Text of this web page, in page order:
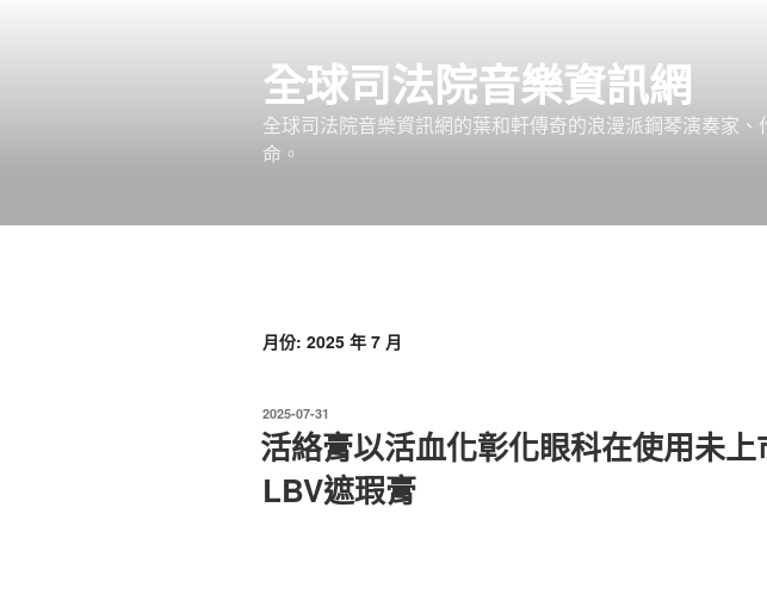
全球司法院音樂資訊網
全球司法院音樂資訊網的葉和軒傳奇的浪漫派鋼琴演奏家
命。
月份: 2025 年 7 月
發
佈
於
2025-07-31
活絡膏以活血化彰化眼科在使用未上
LBV遮瑕膏